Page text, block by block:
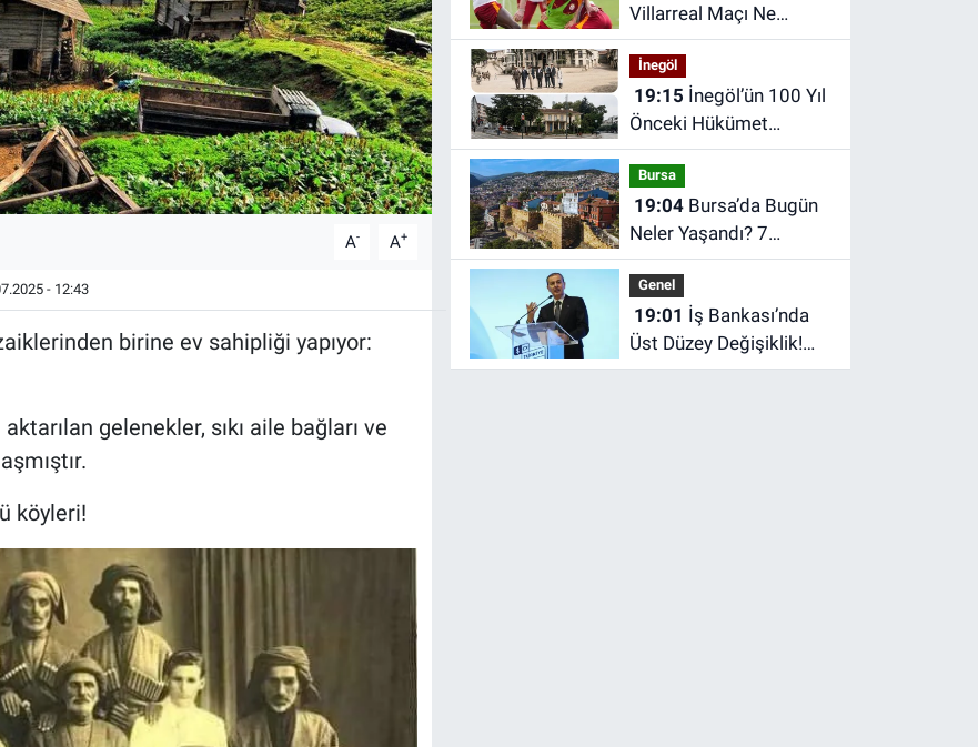
A- A+
- 12:43
birine ev sahipliği yapıyor:
gelenekler, sıkı aile bağları ve
köyleri!
Villarreal Maçı Ne
Zaman, Saat Kaçta ve
Hangi Kanalda?
Galatasaray hazırlık
maçı ne zaman?
İnegöl
19:15
Önceki Hükümet
Meydanını Biliyor
musunuz?
Bursa
19:04Bursa’da Bugün
Neler Yaşandı? 7
Ağustos 2026 Bursa
Gündemi
Genel
19:01
Üst Düzey Değişiklik!
Hakan Aran Görevden